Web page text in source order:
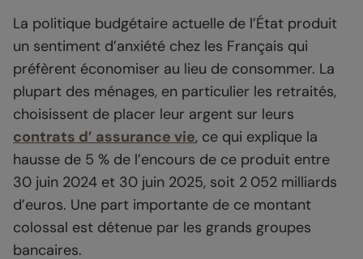
La politique budgétaire actuelle de l’État produit
un sentiment d’anxiété chez les Français qui
préfèrent économiser au lieu de consommer. La
plupart des ménages, en particulier les retraités,
choisissent de placer leur argent sur leurs
contrats d’ assurance vie, ce qui explique la
hausse de 5 % de l’encours de ce produit entre
30 juin 2024 et 30 juin 2025, soit 2 052 milliards
d’euros. Une part importante de ce montant
colossal est détenue par les grands groupes
bancaires.